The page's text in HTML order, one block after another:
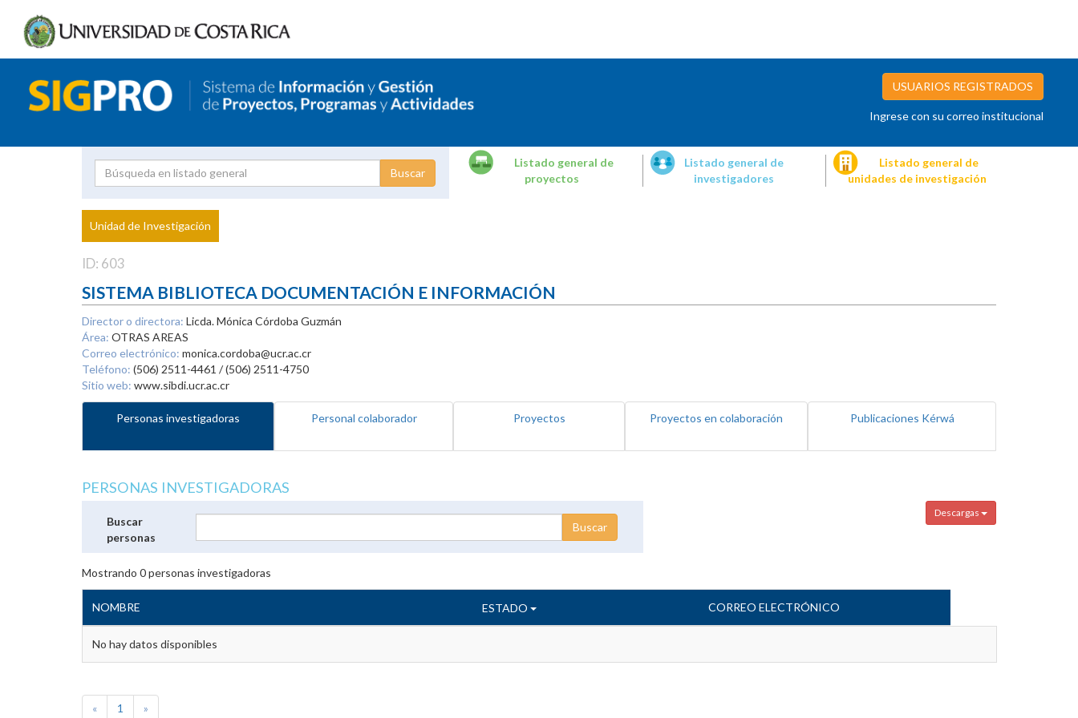
USUARIOS REGISTRADOS
Ingrese con su correo institucional
Proyecto
Investigador
Listado general de
proyectos
Listado general de
investigadores
Listado general de
unidades de investigación
Unidad de Investigación
ID: 603
SISTEMA BIBLIOTECA DOCUMENTACIÓN E INFORMACIÓN
Director o directora: Licda. Mónica Córdoba Guzmán
Área: OTRAS AREAS
Correo electrónico: monica.cordoba@ucr.ac.cr
Teléfono: (506) 2511-4461 / (506) 2511-4750
Sitio web: www.sibdi.ucr.ac.cr
Personas investigadoras Personal colaborador Proyectos Proyectos en colaboración Publicaciones Kérwá
PERSONAS INVESTIGADORAS
Descargas
Buscar
personas
Mostrando 0personas investigadoras
NOMBRE ESTADO CORREO ELECTRÓNICO
No hay datos disponibles
« 1 »